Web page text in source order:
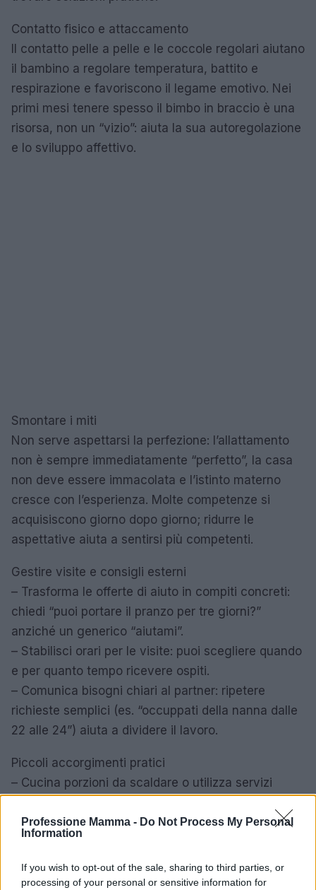
Professione Mamma - Do Not Process My Personal
Information
If you wish to opt-out of the sale, sharing to third parties, or
processing of your personal or sensitive information for
Contatto fisico e attaccamento
Il contatto pelle a pelle e le coccole regolari aiutano
il bambino a regolare temperatura, battito e
respirazione e favoriscono il legame emotivo. Nei
primi mesi tenere spesso il bimbo in braccio è una
risorsa, non un “vizio”: aiuta la sua autoregolazione
e lo sviluppo affettivo.
Smontare i miti
Non serve aspettarsi la perfezione: l’allattamento
non è sempre immediatamente “perfetto”, la casa
non deve essere immacolata e l’istinto materno
cresce con l’esperienza. Molte competenze si
acquisiscono giorno dopo giorno; ridurre le
aspettative aiuta a sentirsi più competenti.
Gestire visite e consigli esterni
– Trasforma le offerte di aiuto in compiti concreti:
chiedi “puoi portare il pranzo per tre giorni?”
anziché un generico “aiutami”.
– Stabilisci orari per le visite: puoi scegliere quando
e per quanto tempo ricevere ospiti.
– Comunica bisogni chiari al partner: ripetere
richieste semplici (es. “occuppati della nanna dalle
22 alle 24”) aiuta a dividere il lavoro.
Piccoli accorgimenti pratici
– Cucina porzioni da scaldare o utilizza servizi
– Lista delle priorità: distingui tra ciò che è urgente
e ciò che può aspettare.
– Tecniche di respiro breve per calmare i picchi di
ansia.